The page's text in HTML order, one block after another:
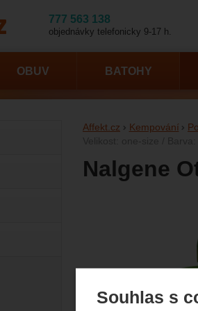
Souhlas s
Affekt.cz Kempování
Nalgene
OBUV BATOHY
777 563 138
objednávky telefonicky 9-17 h.